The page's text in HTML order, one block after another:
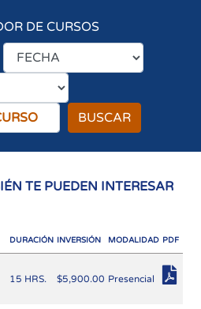
DE CURSOS
BUSCAR
TE PUEDEN INTERESAR
DURACIÓN INVERSIÓN MODALIDAD PDF
15 HRS. $5,900.00 Presencial